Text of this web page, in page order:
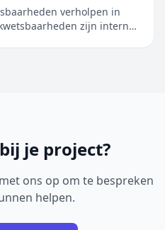
verholpen in
zijn intern
je project?
ons op om te bespreken
helpen.